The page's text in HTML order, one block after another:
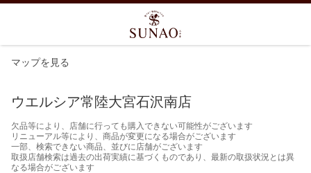
マップを見る
ウエルシア常陸大宮石沢南店
欠品等により、店舗に行っても購入できない可能性がございます
リニューアル等により、商品が変更になる場合がございます
一部、検索できない商品、並びに店舗がございます
取扱店舗検索は過去の出荷実績に基づくものであり、最新の取扱状況とは異
なる場合がございます